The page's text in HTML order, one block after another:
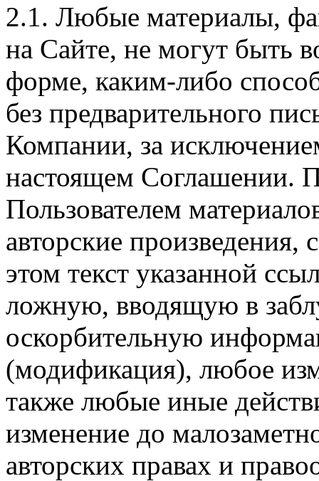
2.1. Любые материалы,
на Сайте, не могут быть
форме, каким-либо
без предварительного
Компании, за
настоящем Соглашении.
Пользователем
авторские произведения,
этом текст указанной
ложную, вводящую в
оскорбительную
(модификация), любое
также любые иные
изменение до
авторских правах и